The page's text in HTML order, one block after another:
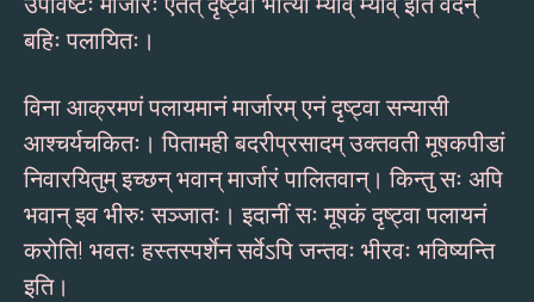
बहिः पलायितः।
विना आक्रमणं पलायमानं मार्जारम् एनं दृष्ट्वा सन्यासी
आश्चर्यचकितः। पितामही बदरीप्रसादम् उक्तवती मूषकपीडां
निवारयितुम् इच्छन् भवान् मार्जारं पालितवान्। किन्तु सः अपि
भवान् इव भीरुः सञ्जातः। इदानीं सः मूषकं दृष्ट्वा पलायनं
करोति! भवतः हस्तस्पर्शेन सर्वेऽपि जन्तवः भीरवः भविष्यन्ति
इति।